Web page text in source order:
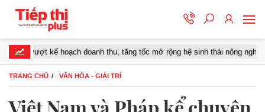
hoạch doanh thu, tăng tốc mở rộng hệ sinh thái nông nghiệp – thực
TRANG CHỦ VĂN HÓA - GIẢI TRÍ